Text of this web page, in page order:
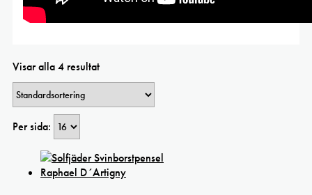
Visar alla 4 resultat
Per sida: